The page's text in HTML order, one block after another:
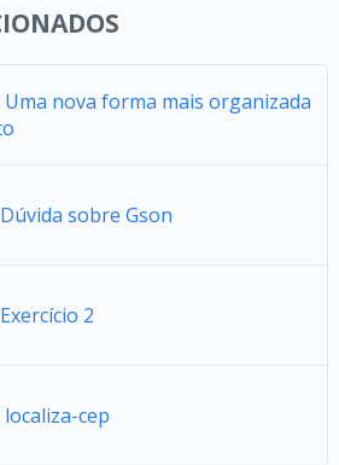
nova forma mais organizada
sobre Gson
2
cep